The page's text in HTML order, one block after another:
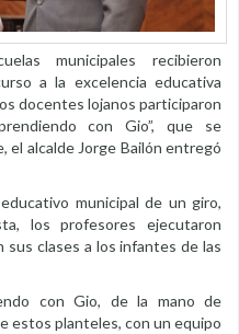
municipales recibieron
a la excelencia educativa
docentes lojanos participaron
con Gio”, que se
el alcalde Jorge Bailón entregó
municipal de un giro,
los profesores ejecutaron
sus clases a los infantes de las
con Gio, de la mano de
estos planteles, con un equipo